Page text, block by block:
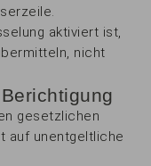
aktiviert ist,
nicht
gesetzlichen
auf unentgeltliche